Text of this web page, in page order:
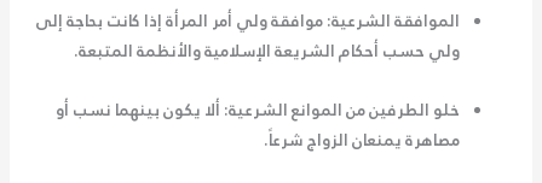
الموافقة الشرعية:موافقة ولي أمر المرأة إذا كانت بحاجة إلى
ولي حسب أحكام الشريعة الإسلامية والأنظمة المتبعة.
خلو الطرفين من الموانع الشرعية: ألا يكون بينهما نسب أو
مصاهرة يمنعان الزواج شرعاً.